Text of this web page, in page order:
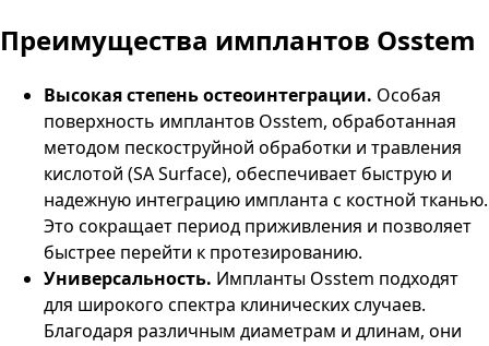
Преимущества имплантов Osstem
Высокая степень остеоинтеграции. Особая
поверхность имплантов Osstem, обработанная
методом пескоструйной обработки и травления
кислотой (SA Surface), обеспечивает быструю и
надежную интеграцию импланта с костной тканью.
Это сокращает период приживления и позволяет
быстрее перейти к протезированию.
Универсальность. Импланты Osstem подходят
для широкого спектра клинических случаев.
Благодаря различным диаметрам и длинам, они